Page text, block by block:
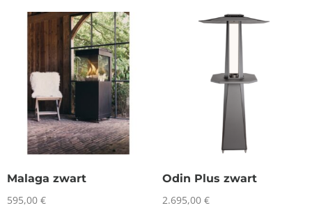
Malaga zwart
595,00 €
Odin Plus zwart
2.695,00 €